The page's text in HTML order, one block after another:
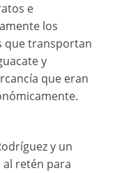
e
los
que transportan
y
que eran
y un
retén para